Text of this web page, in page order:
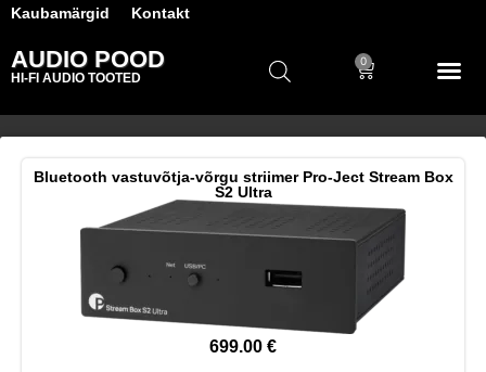
Kaubamärgid Kontakt
AUDIO POOD
HI-FI AUDIO TOOTED
0
Bluetooth vastuvõtja-võrgu striimer Pro-Ject Stream Box
S2 Ultra
699.00 €